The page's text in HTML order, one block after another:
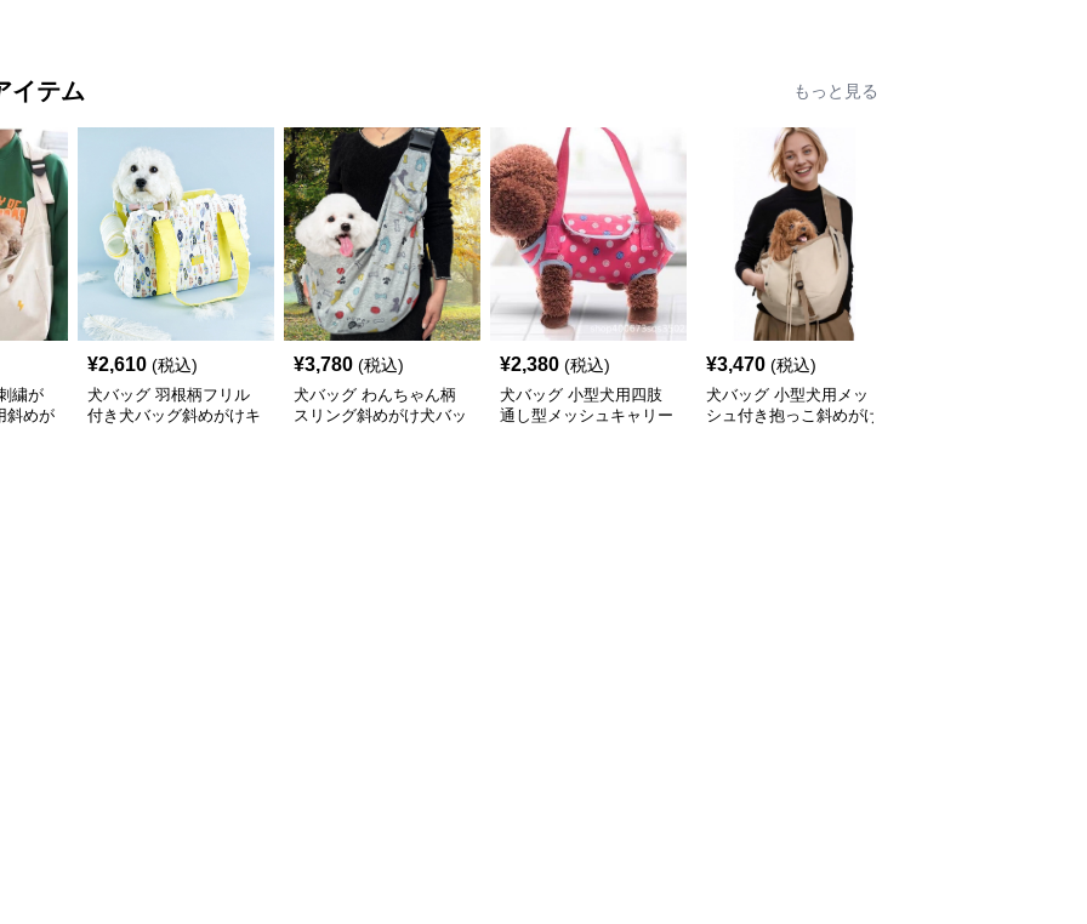
イテム もっと見る
繍が
斜めが
¥2,610 (税込)
犬バッグ 羽根柄フリル
付き犬バッグ斜めがけキ
¥3,780 (税込)
犬バッグ わんちゃん柄
スリング斜めがけ犬バッ
¥2,380 (税込)
犬バッグ 小型犬用四肢
通し型メッシュキャリー
¥3,470 (税込)
犬バッグ 小型犬用メッ
シュ付き抱っこ斜めがけ